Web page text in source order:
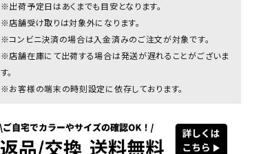
ブラック：178cm/75kg(Lサイズ
※出荷予定日はあくまでも目安となります。
※店舗受け取りは対象外になります。
※コンビニ決済の場合は入金済みのご注文が対象です。
※店舗在庫にて出荷する場合は発送が遅れることがございま
す。
※お客様の端末の時刻設定に依存しております。